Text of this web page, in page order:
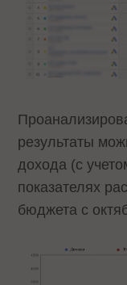
результаты
дохода (с
показателях
бюджета с